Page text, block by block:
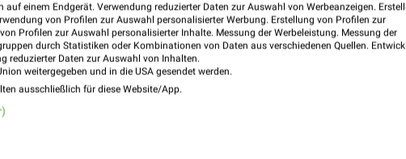
MEHR PROSPEKTE
einem Endgerät. Verwendung reduzierter Daten zur Auswahl von Werbeanzeigen.
von Profilen zur Auswahl personalisierter Werbung. Erstellung von Profilen zur
Profilen zur Auswahl personalisierter Inhalte. Messung der Werbeleistung. Messung der
durch Statistiken oder Kombinationen von Daten aus verschiedenen Quellen.
reduzierter Daten zur Auswahl von Inhalten.
weitergegeben und in die USA gesendet werden.
ausschließlich für diese Website/App.